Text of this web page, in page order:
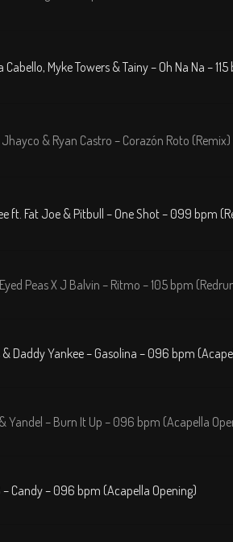
Cabello, Myke Towers & Tainy – Oh Na Na –
& Ryan Castro – Corazón Roto
ft. Fat Joe & Pitbull – One Shot – 099 bpm
Peas X J Balvin – Ritmo – 105 bpm
Daddy Yankee – Gasolina – 096 bpm
Yandel – Burn It Up – 096 bpm (Acapella
– Candy – 096 bpm (Acapella Opening)